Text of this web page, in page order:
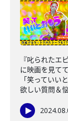
『叱られたエ
に映画を見て
「笑っていい
欲しい質問＆